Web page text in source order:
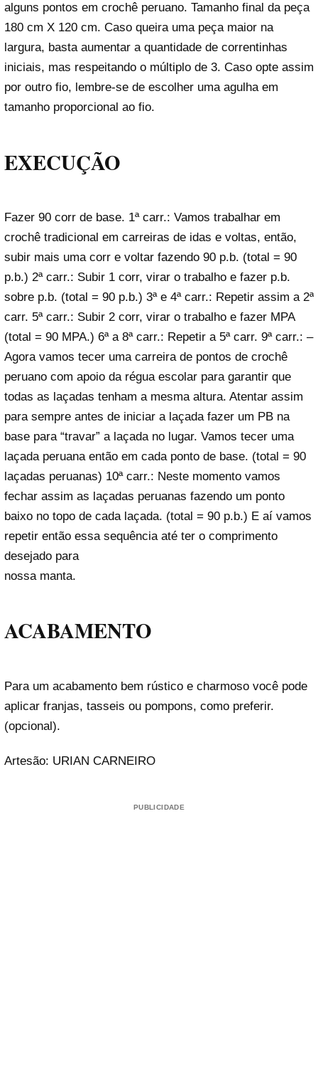
alguns pontos em crochê peruano. Tamanho final da peça
180 cm X 120 cm. Caso queira uma peça maior na
largura, basta aumentar a quantidade de correntinhas
iniciais, mas respeitando o múltiplo de 3. Caso opte assim
por outro fio, lembre-se de escolher uma agulha em
tamanho proporcional ao fio.
EXECUÇÃO
Fazer 90 corr de base. 1ª carr.: Vamos trabalhar em
crochê tradicional em carreiras de idas e voltas, então,
subir mais uma corr e voltar fazendo 90 p.b. (total = 90
p.b.) 2ª carr.: Subir 1 corr, virar o trabalho e fazer p.b.
sobre p.b. (total = 90 p.b.) 3ª e 4ª carr.: Repetir assim a 2ª
carr. 5ª carr.: Subir 2 corr, virar o trabalho e fazer MPA
(total = 90 MPA.) 6ª a 8ª carr.: Repetir a 5ª carr. 9ª carr.: –
Agora vamos tecer uma carreira de pontos de crochê
peruano com apoio da régua escolar para garantir que
todas as laçadas tenham a mesma altura. Atentar assim
para sempre antes de iniciar a laçada fazer um PB na
base para “travar” a laçada no lugar. Vamos tecer uma
laçada peruana então em cada ponto de base. (total = 90
laçadas peruanas) 10ª carr.: Neste momento vamos
fechar assim as laçadas peruanas fazendo um ponto
baixo no topo de cada laçada. (total = 90 p.b.) E aí vamos
repetir então essa sequência até ter o comprimento
desejado para
nossa manta.
ACABAMENTO
Para um acabamento bem rústico e charmoso você pode
aplicar franjas, tasseis ou pompons, como preferir.
(opcional).
Artesão: URIAN CARNEIRO
PUBLICIDADE